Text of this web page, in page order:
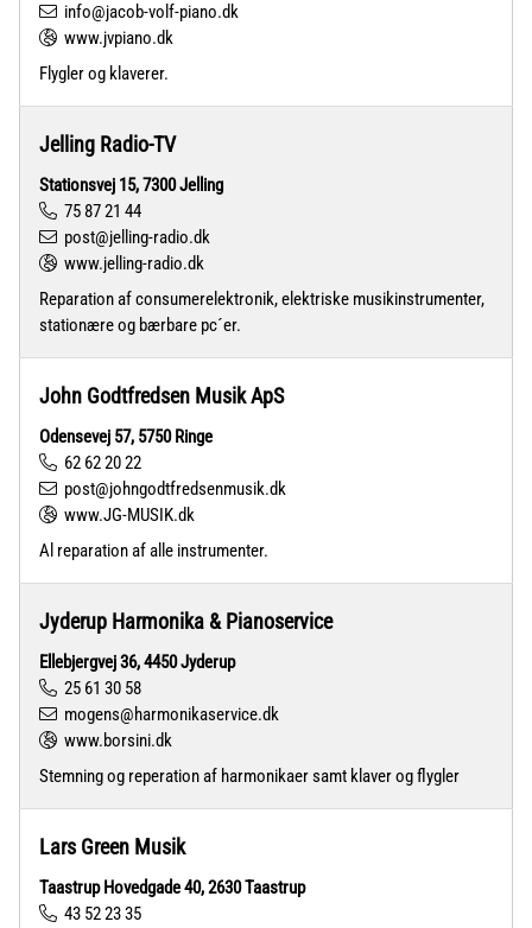
info@jacob-volf-piano.dk
www.jvpiano.dk
Flygler og klaverer.
Jelling Radio-TV
Stationsvej 15, 7300 Jelling
75 87 21 44
post@jelling-radio.dk
www.jelling-radio.dk
Reparation af consumerelektronik, elektriske musikinstrumenter,
stationære og bærbare pc´er.
John Godtfredsen Musik ApS
Odensevej 57, 5750 Ringe
62 62 20 22
post@johngodtfredsenmusik.dk
www.JG-MUSIK.dk
Al reparation af alle instrumenter.
Jyderup Harmonika & Pianoservice
Ellebjergvej 36, 4450 Jyderup
25 61 30 58
mogens@harmonikaservice.dk
www.borsini.dk
Stemning og reperation af harmonikaer samt klaver og flygler
Lars Green Musik
Taastrup Hovedgade 40, 2630 Taastrup
43 52 23 35